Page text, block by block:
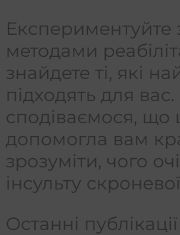
Експериментуйте
методами
знайдете ті, які
підходять для
сподіваємося, що
допомогла вам
зрозуміти, чого
інсульту
Останні публікації